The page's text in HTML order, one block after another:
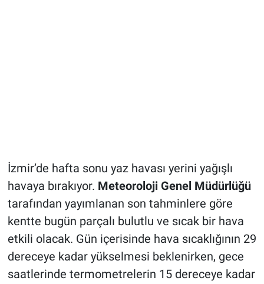
İzmir’de hafta sonu yaz havası yerini yağışlı
havaya bırakıyor. Meteoroloji Genel Müdürlüğü
tarafından yayımlanan son tahminlere göre
kentte bugün parçalı bulutlu ve sıcak bir hava
etkili olacak. Gün içerisinde hava sıcaklığının 29
dereceye kadar yükselmesi beklenirken, gece
saatlerinde termometrelerin 15 dereceye kadar